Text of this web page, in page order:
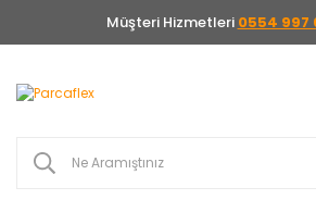
Müşteri Hizmetleri 0554 997